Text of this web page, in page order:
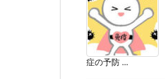
症の予防 ...